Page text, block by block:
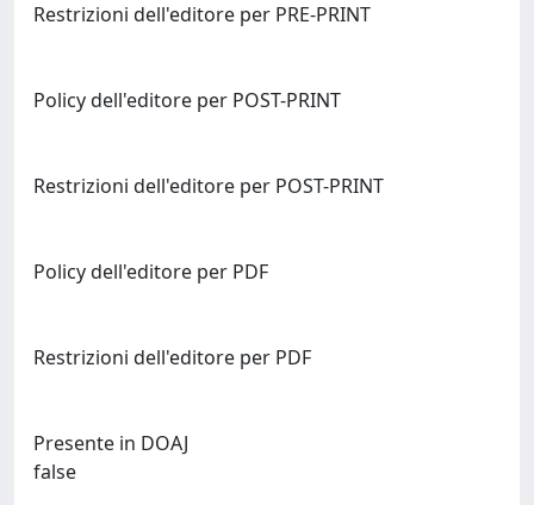
Restrizioni dell'editore per PRE-PRINT
Policy dell'editore per POST-PRINT
Restrizioni dell'editore per POST-PRINT
Policy dell'editore per PDF
Restrizioni dell'editore per PDF
Presente in DOAJ